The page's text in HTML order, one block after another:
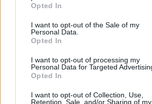
use your data for below specified
consent section.
Opted In
I want to opt-out of the Sale of my
Personal Data.
Opted In
I want to opt-out of processing my
Personal Data for Targeted
Opted In
I want to opt-out of Collection, Use,
Retention, Sale, and/or Sharing of my
Irányban van az Audi? –
interjú az Audi AG
értékesítésért felelős
Christian Bauerrel